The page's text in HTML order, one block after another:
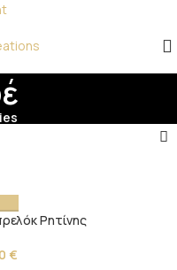
παρακαλώ
μας!
Ρητίνης
€